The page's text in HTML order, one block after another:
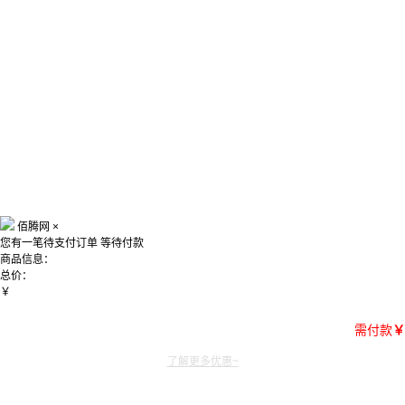
佰腾网 ×
您有一笔待支付订单 等待付款
商品信息：
总价：
￥
需付款￥
了解更多优惠~